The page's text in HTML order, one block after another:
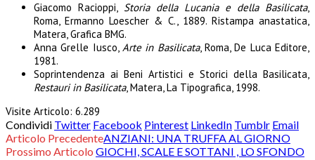
Giacomo Racioppi, Storia della Lucania e della Basilicata,
Roma, Ermanno Loescher & C., 1889. Ristampa anastatica,
Matera, Grafica BMG.
Anna Grelle Iusco, Arte in Basilicata, Roma, De Luca Editore,
1981.
Soprintendenza ai Beni Artistici e Storici della Basilicata,
Restauri in Basilicata, Matera, La Tipografica, 1998.
Visite Articolo: 6.289
Condividi Twitter Facebook Pinterest LinkedIn Tumblr Email
Articolo PrecedenteANZIANI: UNA TRUFFA AL GIORNO
Prossimo Articolo GIOCHI, SCALE E SOTTANI , LO SFONDO